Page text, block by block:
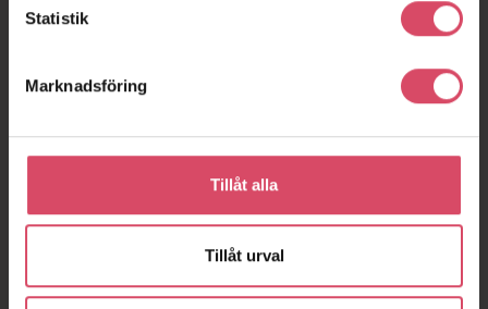
Statistik
Marknadsföring
Tillåt alla
Tillåt urval